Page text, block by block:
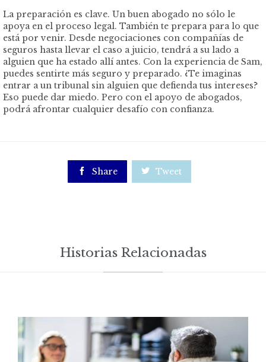
La preparación es clave. Un buen abogado no sólo le
apoya en el proceso legal. También te prepara para lo que
está por venir. Desde negociaciones con compañías de
seguros hasta llevar el caso a juicio, tendrá a su lado a
alguien que ha estado allí antes. Con la experiencia de Sam,
puedes sentirte más seguro y preparado. ¿Te imaginas
entrar a un tribunal sin alguien que defienda tus intereses?
Eso puede dar miedo. Pero con el apoyo de abogados,
podrá afrontar cualquier desafío con confianza.
 Share  Tweet
Historias Relacionadas